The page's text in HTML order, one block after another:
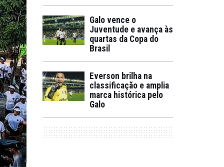
Galo vence o
Juventude e avança às
quartas da Copa do
Brasil
Everson brilha na
classificação e amplia
marca histórica pelo
Galo